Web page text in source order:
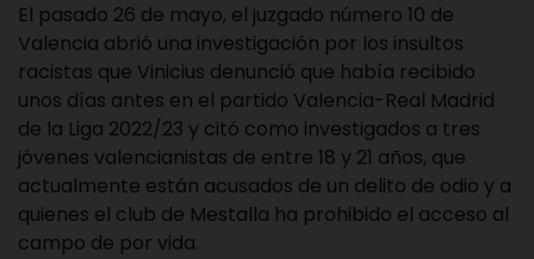
El pasado 26 de mayo, el juzgado número 10 de
Valencia abrió una investigación por los insultos
racistas que Vinicius denunció que había recibido
unos días antes en el partido Valencia-Real Madrid
de la Liga 2022/23 y citó como investigados a tres
jóvenes valencianistas de entre 18 y 21 años, que
actualmente están acusados de un delito de odio y a
quienes el club de Mestalla ha prohibido el acceso al
campo de por vida.